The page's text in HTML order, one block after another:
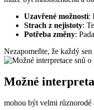
Uzavřené možnosti:
Strach z nejistoty:
Potřeba změny:
Nezapomeňte, že každý
Možné
mohou být velmi různorodé